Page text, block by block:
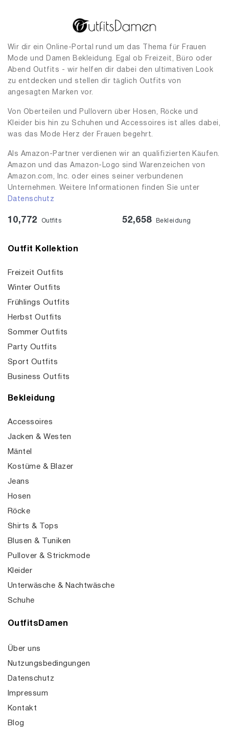
Wir dir ein Online-Portal rund um das Thema für Frauen
Mode und Damen Bekleidung. Egal ob Freizeit, Büro oder
Abend Outfits - wir helfen dir dabei den ultimativen Look
zu entdecken und stellen dir täglich Outfits von
angesagten Marken vor.
Von Oberteilen und Pullovern über Hosen, Röcke und
Kleider bis hin zu Schuhen und Accessoires ist alles dabei,
was das Mode Herz der Frauen begehrt.
Als Amazon-Partner verdienen wir an qualifizierten Käufen.
Amazon und das Amazon-Logo sind Warenzeichen von
Amazon.com, Inc. oder eines seiner verbundenen
Unternehmen. Weitere Informationen finden Sie unter
Datenschutz
10,772 Outfits 52,658 Bekleidung
Outfit Kollektion
Freizeit Outfits
Winter Outfits
Frühlings Outfits
Herbst Outfits
Sommer Outfits
Party Outfits
Sport Outfits
Business Outfits
Bekleidung
Accessoires
Jacken & Westen
Mäntel
Kostüme & Blazer
Jeans
Hosen
Röcke
Shirts & Tops
Blusen & Tuniken
Pullover & Strickmode
Kleider
Unterwäsche & Nachtwäsche
Schuhe
OutfitsDamen
Über uns
Nutzungsbedingungen
Datenschutz
Impressum
Kontakt
Blog